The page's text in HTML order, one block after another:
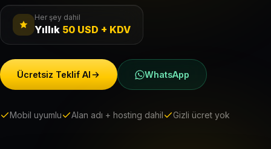
Her şey dahil
Yıllık 50 USD + KDV
Ücretsiz Teklif Al WhatsApp
Mobil uyumlu Alan adı + hosting dahil Gizli ücret yok